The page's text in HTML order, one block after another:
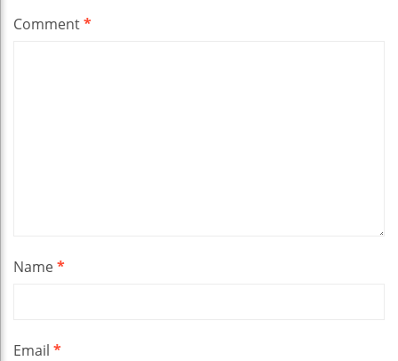
Comment*
Name*
Email *